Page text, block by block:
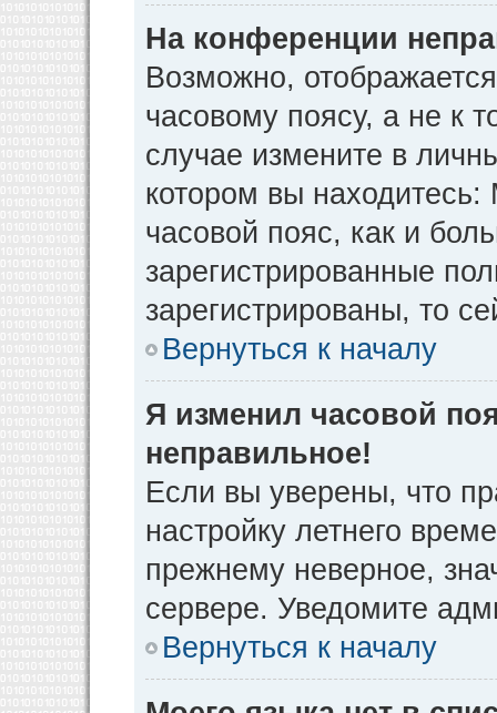
На конференции
Возможно,
часовому поясу, а не к
случае измените в
котором вы находитесь:
часовой пояс, как и
зарегистрированные
зарегистрированы, то
Вернуться к началу
Я изменил часовой
неправильное!
Если вы уверены, что
настройку летнего
прежнему неверное,
сервере. Уведомите
Вернуться к началу